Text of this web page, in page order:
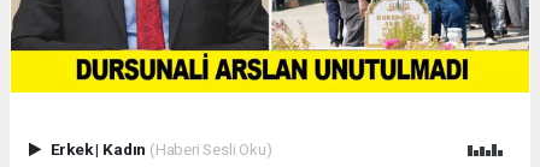
Erkek| Kadın (Haberi Sesli Oku)